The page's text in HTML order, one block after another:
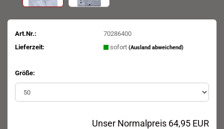
Art.Nr.:
70286400
Lieferzeit:
sofort (Ausland abweichend)
Größe:
Unser Normalpreis 64,95 EUR